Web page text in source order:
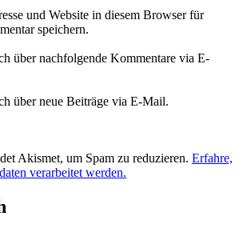
und Website in diesem Browser für
speichern.
über nachfolgende Kommentare via E-
über neue Beiträge via E-Mail.
Akismet, um Spam zu reduzieren. Erfahre,
verarbeitet werden.